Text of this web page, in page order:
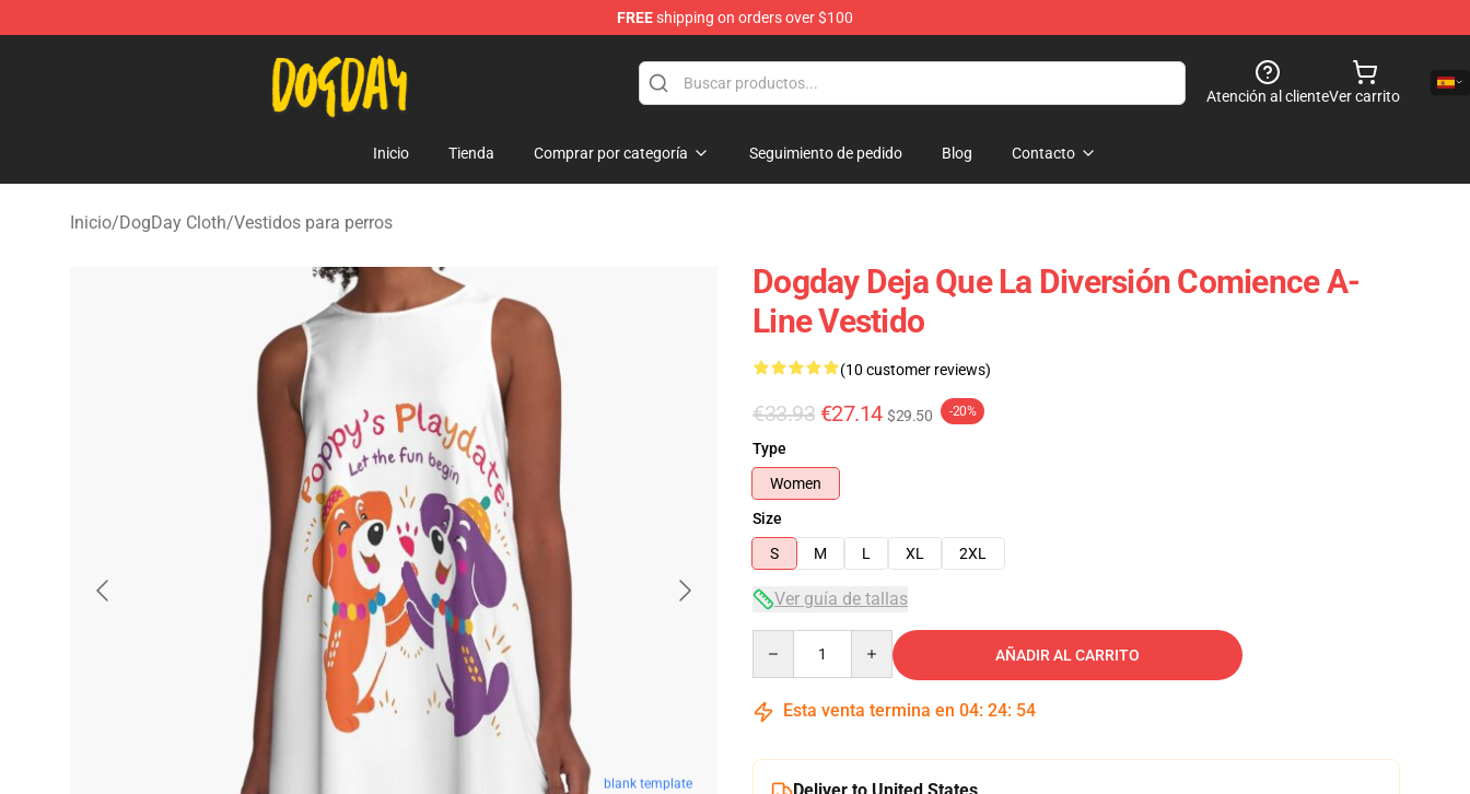
FREEshipping on orders over $100
DogDay Store - Official DogDay Merchandise Shop
Atención al clienteVer carrito
Inicio Tienda Comprar por categoría Seguimiento de pedido Blog Contacto
Inicio/DogDay Cloth/Vestidos para perros
blank template
Dogday Deja Que La Diversión Comience A-
Line Vestido
(10 customer reviews)
€33.93 €27.14 $29.50 -20%
Type
Women
Size
S
M L XL 2XL
Ver guía de tallas
AÑADIR AL CARRITO
Esta venta termina en 04: 24: 53